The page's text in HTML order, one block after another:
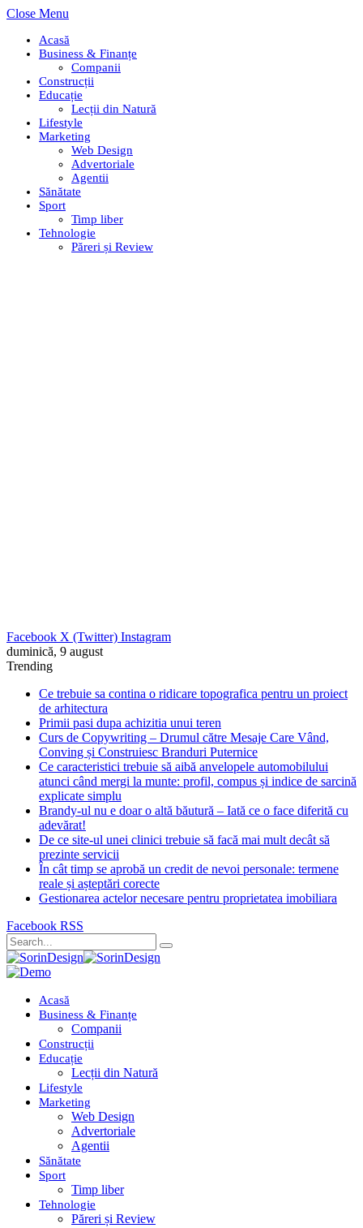
Close Menu
Acasă
Business & Finanțe
Companii
Construcții
Educație
Lecții din Natură
Lifestyle
Marketing
Web Design
Advertoriale
Agentii
Sănătate
Sport
Timp liber
Tehnologie
Păreri și Review
Facebook X (Twitter) Instagram
duminică, 9 august
Trending
Ce trebuie sa contina o ridicare topografica pentru un proiect
de arhitectura
Primii pasi dupa achizitia unui teren
Curs de Copywriting – Drumul către Mesaje Care Vând,
Conving și Construiesc Branduri Puternice
Ce caracteristici trebuie să aibă anvelopele automobilului
atunci când mergi la munte: profil, compus și indice de sarcină
explicate simplu
Brandy-ul nu e doar o altă băutură – Iată ce o face diferită cu
adevărat!
De ce site-ul unei clinici trebuie să facă mai mult decât să
prezinte servicii
În cât timp se aprobă un credit de nevoi personale: termene
reale și așteptări corecte
Gestionarea actelor necesare pentru proprietatea imobiliara
Facebook RSS
Acasă
Business & Finanțe
Companii
Construcții
Educație
Lecții din Natură
Lifestyle
Marketing
Web Design
Advertoriale
Agentii
Sănătate
Sport
Timp liber
Tehnologie
Păreri și Review